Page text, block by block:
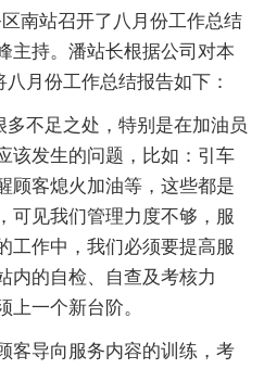
南站召开了八月份工作总结
主持。潘站长根据公司对本
月份工作总结报告如下：
不足之处，特别是在加油员
该发生的问题，比如：引车
顾客熄火加油等，这些都是
可见我们管理力度不够，服
工作中，我们必须要提高服
内的自检、自查及考核力
上一个新台阶。
客导向服务内容的训练，考